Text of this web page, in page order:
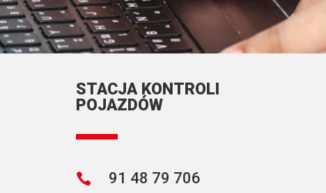
STACJA KONTROLI
POJAZDÓW
 91 48 79 706